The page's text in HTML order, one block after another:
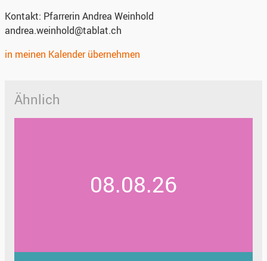
Kontakt: Pfarrerin Andrea Weinhold
andrea.weinhold@tablat.ch
in meinen Kalender übernehmen
Ähnlich
08.08.26